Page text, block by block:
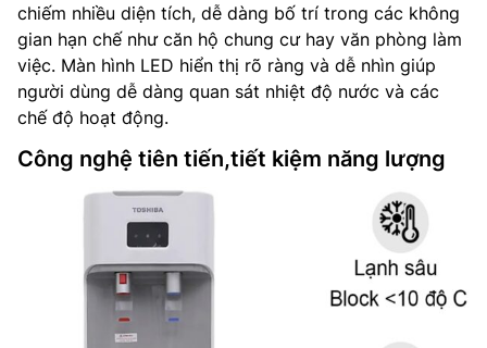
chiếm nhiều diện tích, dễ dàng bố trí trong các không
gian hạn chế như căn hộ chung cư hay văn phòng làm
việc. Màn hình LED hiển thị rõ ràng và dễ nhìn giúp
người dùng dễ dàng quan sát nhiệt độ nước và các
chế độ hoạt động.
Công nghệ tiên tiến,tiết kiệm năng lượng